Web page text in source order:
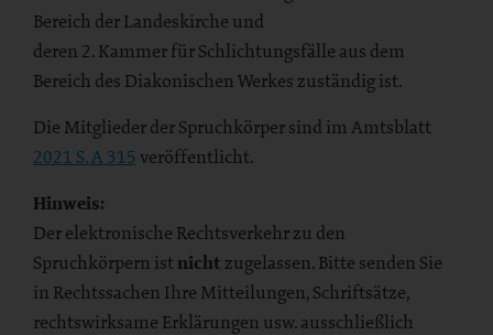
Bereich der Landeskirche und
deren 2. Kammer für Schlichtungsfälle aus dem
Bereich des Diakonischen Werkes zuständig ist.
Die Mitglieder der Spruchkörper sind im Amtsblatt
2021 S. A 315veröffentlicht.
Hinweis:
Der elektronische Rechtsverkehr zu den
Spruchkörpern istnicht zugelassen. Bitte senden Sie
in Rechtssachen Ihre Mitteilungen, Schriftsätze,
rechtswirksame Erklärungen usw. ausschließlich